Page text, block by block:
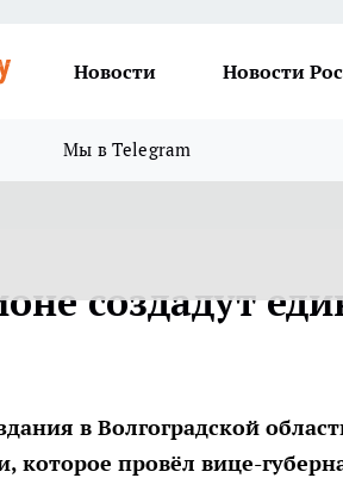
Новости Новости
Мы в Telegram
создадут
в Волгоградской
которое провёл вице-